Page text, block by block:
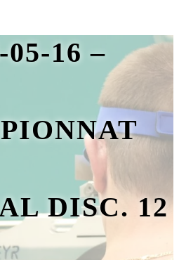
05-16 –
DISC. 12